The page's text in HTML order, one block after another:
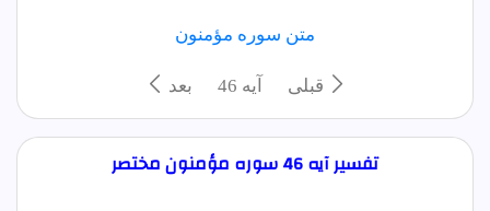
متن سوره مؤمنون
قبلی آيه 46 بعد
تفسیر آیه 46 سوره مؤمنون مختصر